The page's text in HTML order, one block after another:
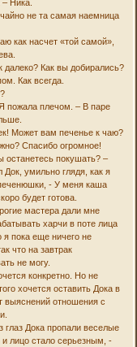
Ника.
не та самая наемница
как насчет «той самой»,
далеко? Как вы добирались?
Как всегда.
пожала плечом. – В паре
Может вам печенье к чаю?
Спасибо огромное!
останетесь покушать? –
Док, умильно глядя, как я
- У меня каша
будет готова.
мастера дали мне
харчи в поте лица
я пока еще ничего не
что на завтрак
не могу.
конкретно. Но не
хочется оставить Дока в
выяснений отношения с
глаз Дока пропали веселые
лицо стало серьезным, -